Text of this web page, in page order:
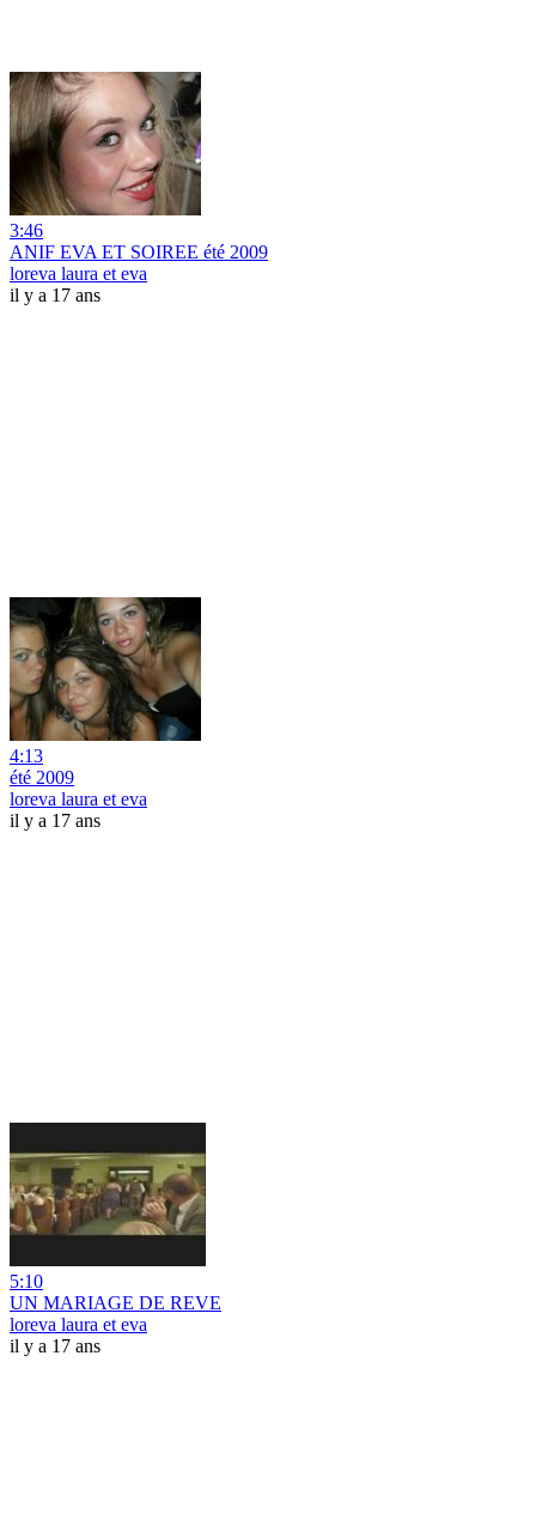
3:46
ANIF EVA ET SOIREE été 2009
loreva laura et eva
il y a 17 ans
4:13
été 2009
loreva laura et eva
il y a 17 ans
5:10
UN MARIAGE DE REVE
loreva laura et eva
il y a 17 ans